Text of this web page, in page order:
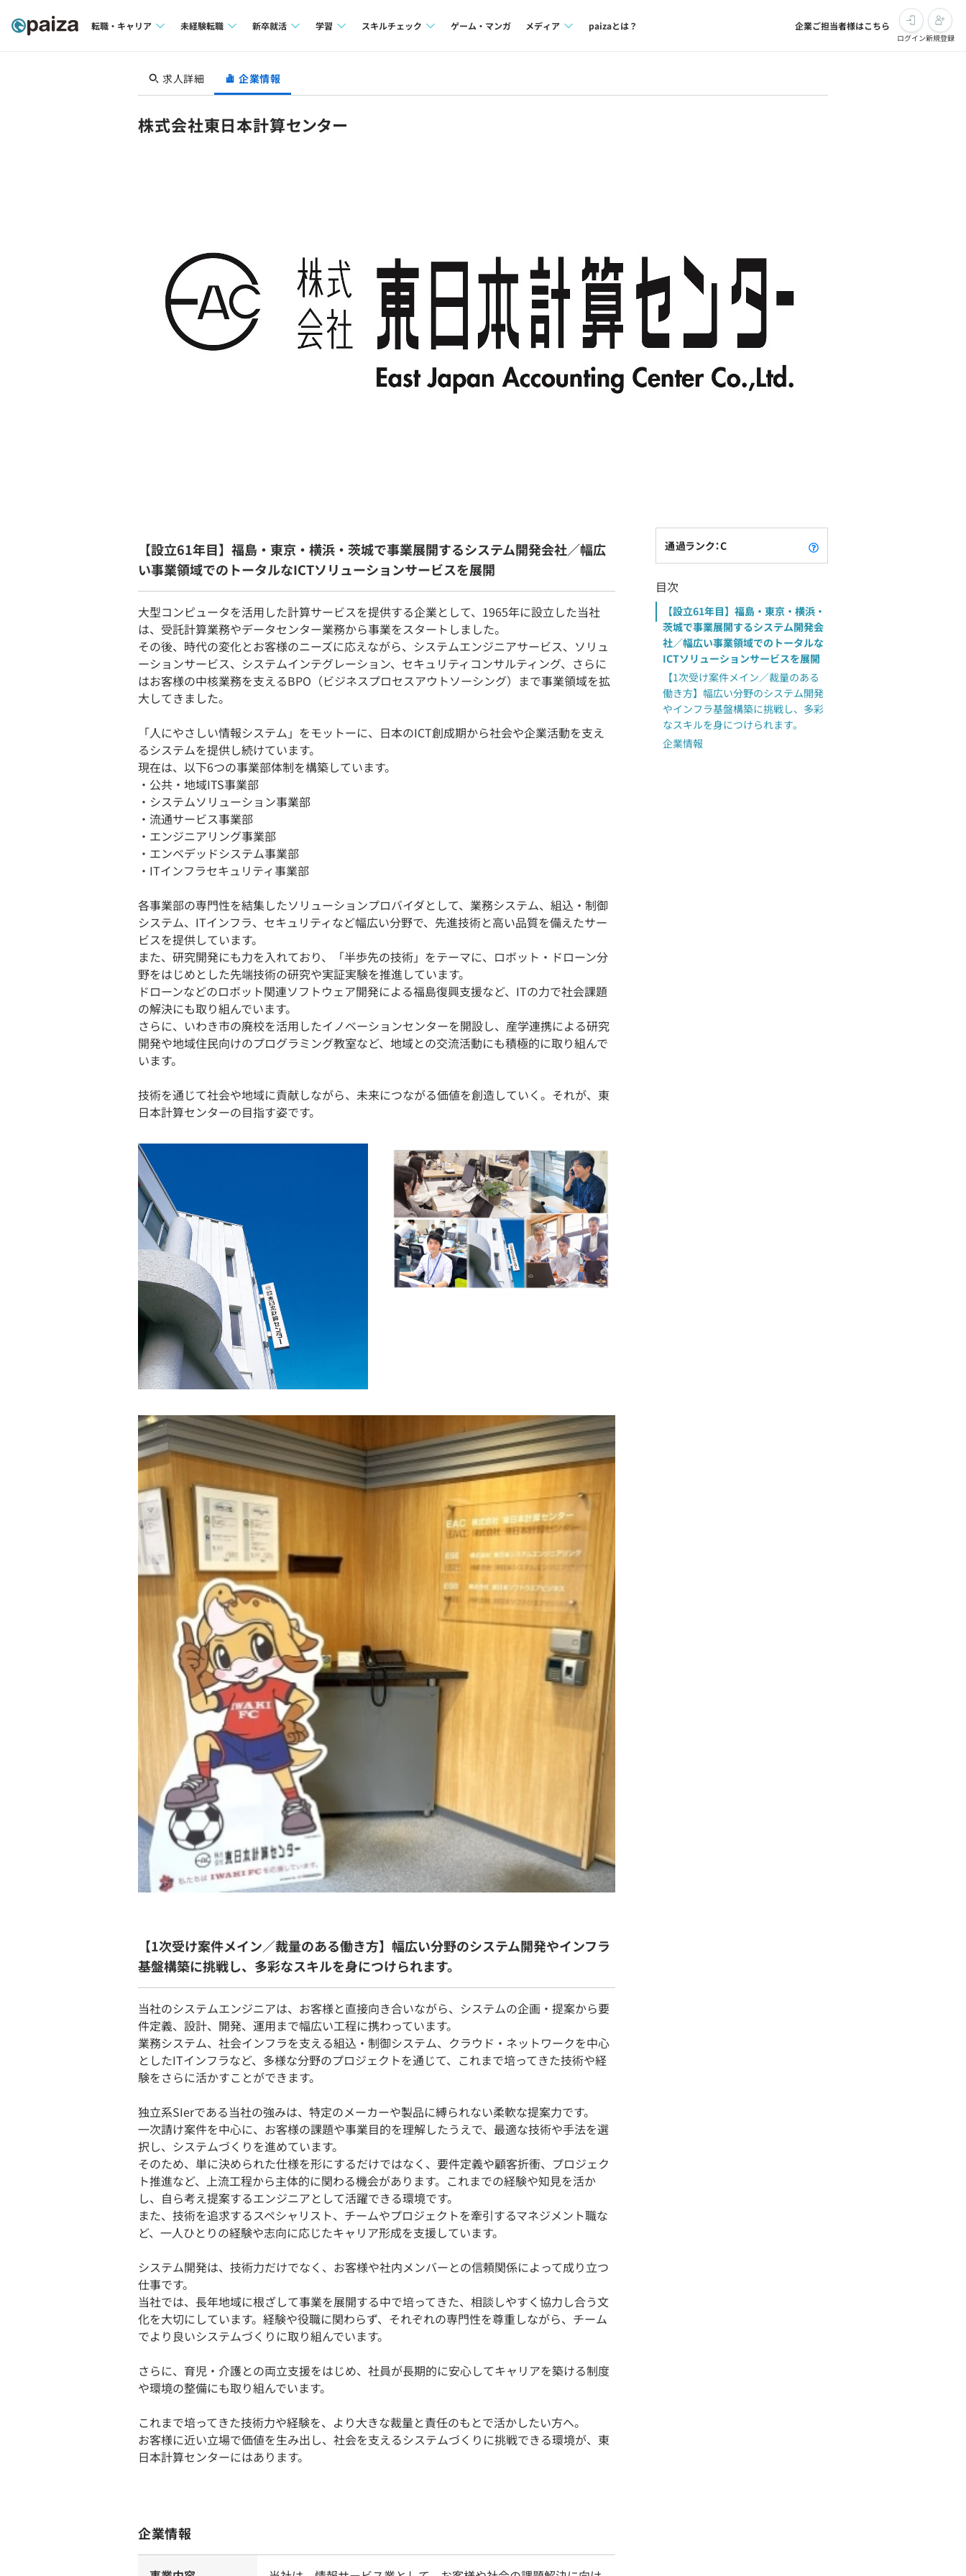
転職・キャリア
転職成功ガイド
未経験転職
求人検索
転職成功ガイド
新卒就活
本選考
インターン
学習
4択課題
法人向けプラン
学校向けプラン
契約内容・クーポン
スキルチェック ゲーム・マンガ メディア paizaとは？ 企業ご担当者様はこちら
ログイン新規登録
求人詳細 企業情報
株式会社東日本計算センター
【設立61年目】福島・東京・横浜・茨城で事業展開するシステム開発会社／幅広
い事業領域でのトータルなICTソリューションサービスを展開
大型コンピュータを活用した計算サービスを提供する企業として、1965年に設立した当社
は、受託計算業務やデータセンター業務から事業をスタートしました。
その後、時代の変化とお客様のニーズに応えながら、システムエンジニアサービス、ソリュ
ーションサービス、システムインテグレーション、セキュリティコンサルティング、さらに
はお客様の中核業務を支えるBPO（ビジネスプロセスアウトソーシング）まで事業領域を拡
大してきました。
「人にやさしい情報システム」をモットーに、日本のICT創成期から社会や企業活動を支え
るシステムを提供し続けています。
現在は、以下6つの事業部体制を構築しています。
・公共・地域ITS事業部
・システムソリューション事業部
・流通サービス事業部
・エンジニアリング事業部
・エンベデッドシステム事業部
・ITインフラセキュリティ事業部
各事業部の専門性を結集したソリューションプロバイダとして、業務システム、組込・制御
システム、ITインフラ、セキュリティなど幅広い分野で、先進技術と高い品質を備えたサー
ビスを提供しています。
また、研究開発にも力を入れており、「半歩先の技術」をテーマに、ロボット・ドローン分
野をはじめとした先端技術の研究や実証実験を推進しています。
ドローンなどのロボット関連ソフトウェア開発による福島復興支援など、ITの力で社会課題
の解決にも取り組んでいます。
さらに、いわき市の廃校を活用したイノベーションセンターを開設し、産学連携による研究
開発や地域住民向けのプログラミング教室など、地域との交流活動にも積極的に取り組んで
います。
技術を通じて社会や地域に貢献しながら、未来につながる価値を創造していく。それが、東
日本計算センターの目指す姿です。
【1次受け案件メイン／裁量のある働き方】幅広い分野のシステム開発やインフラ
基盤構築に挑戦し、多彩なスキルを身につけられます。
当社のシステムエンジニアは、お客様と直接向き合いながら、システムの企画・提案から要
件定義、設計、開発、運用まで幅広い工程に携わっています。
業務システム、社会インフラを支える組込・制御システム、クラウド・ネットワークを中心
としたITインフラなど、多様な分野のプロジェクトを通じて、これまで培ってきた技術や経
験をさらに活かすことができます。
独立系SIerである当社の強みは、特定のメーカーや製品に縛られない柔軟な提案力です。
一次請け案件を中心に、お客様の課題や事業目的を理解したうえで、最適な技術や手法を選
択し、システムづくりを進めています。
そのため、単に決められた仕様を形にするだけではなく、要件定義や顧客折衝、プロジェク
ト推進など、上流工程から主体的に関わる機会があります。これまでの経験や知見を活か
し、自ら考え提案するエンジニアとして活躍できる環境です。
また、技術を追求するスペシャリスト、チームやプロジェクトを牽引するマネジメント職な
ど、一人ひとりの経験や志向に応じたキャリア形成を支援しています。
システム開発は、技術力だけでなく、お客様や社内メンバーとの信頼関係によって成り立つ
仕事です。
当社では、長年地域に根ざして事業を展開する中で培ってきた、相談しやすく協力し合う文
化を大切にしています。経験や役職に関わらず、それぞれの専門性を尊重しながら、チーム
でより良いシステムづくりに取り組んでいます。
さらに、育児・介護との両立支援をはじめ、社員が長期的に安心してキャリアを築ける制度
や環境の整備にも取り組んでいます。
これまで培ってきた技術力や経験を、より大きな裁量と責任のもとで活かしたい方へ。
お客様に近い立場で価値を生み出し、社会を支えるシステムづくりに挑戦できる環境が、東
日本計算センターにはあります。
企業情報
通過ランク：C
目次
【設立61年目】福島・東京・横浜・
茨城で事業展開するシステム開発会
社／幅広い事業領域でのトータルな
ICTソリューションサービスを展開
【1次受け案件メイン／裁量のある
働き方】幅広い分野のシステム開発
やインフラ基盤構築に挑戦し、多彩
なスキルを身につけられます。
企業情報